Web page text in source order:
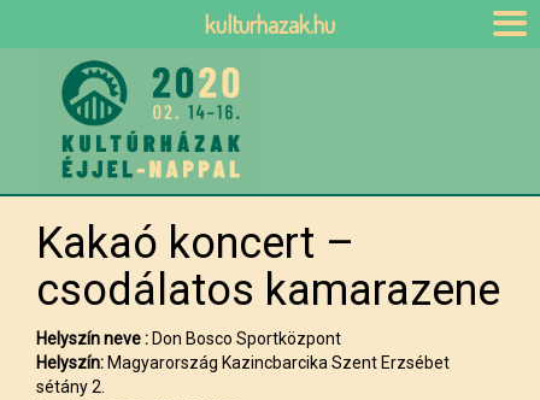
Kakaó koncert –
csodálatos kamarazene
Helyszín neve : Don Bosco Sportközpont
Helyszín: Magyarország Kazincbarcika Szent Erzsébet
sétány 2.
kulturhazak.hu